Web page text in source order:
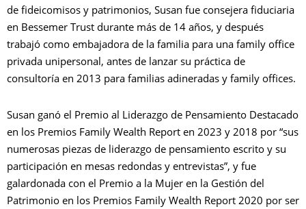
de fideicomisos y patrimonios, Susan fue consejera fiduciaria
en Bessemer Trust durante más de 14 años, y después
trabajó como embajadora de la familia para una family office
privada unipersonal, antes de lanzar su práctica de
consultoría en 2013 para familias adineradas y family offices.
Susan ganó el Premio al Liderazgo de Pensamiento Destacado
en los Premios Family Wealth Report en 2023 y 2018 por “sus
numerosas piezas de liderazgo de pensamiento escrito y su
participación en mesas redondas y entrevistas”, y fue
galardonada con el Premio a la Mujer en la Gestión del
Patrimonio en los Premios Family Wealth Report 2020 por ser